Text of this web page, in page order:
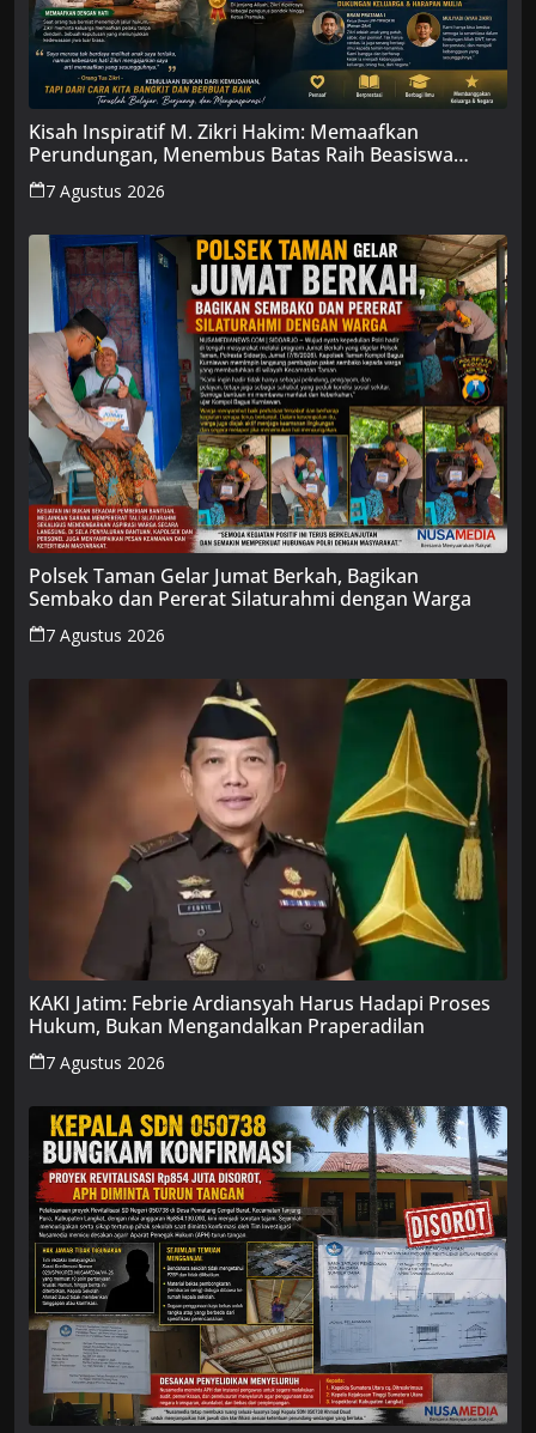
Kisah Inspiratif M. Zikri Hakim: Memaafkan
Perundungan, Menembus Batas Raih Beasiswa
Penuh
7 Agustus 2026
Polsek Taman Gelar Jumat Berkah, Bagikan
Sembako dan Pererat Silaturahmi dengan Warga
7 Agustus 2026
KAKI Jatim: Febrie Ardiansyah Harus Hadapi Proses
Hukum, Bukan Mengandalkan Praperadilan
7 Agustus 2026